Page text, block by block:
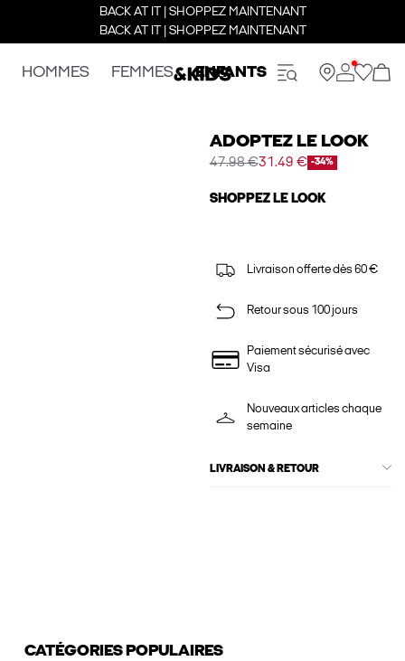
BACK AT IT | SHOPPEZ MAINTENANT
BACK AT IT | SHOPPEZ MAINTENANT
HOMMES FEMMES ENFANTS
ADOPTEZ LE LOOK
47.98 €31.49 € -34%
SHOPPEZ LE LOOK
Livraison offerte dès 60 €
Retour sous 100 jours
Paiement sécurisé avec
Visa
Nouveaux articles chaque
semaine
LIVRAISON & RETOUR
CATÉGORIES POPULAIRES